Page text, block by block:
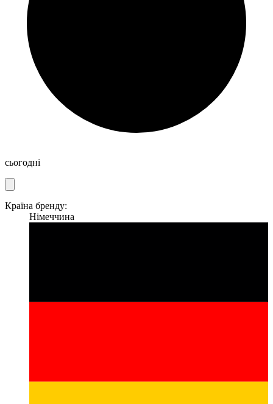
сьогодні
Країна бренду:
Німеччина